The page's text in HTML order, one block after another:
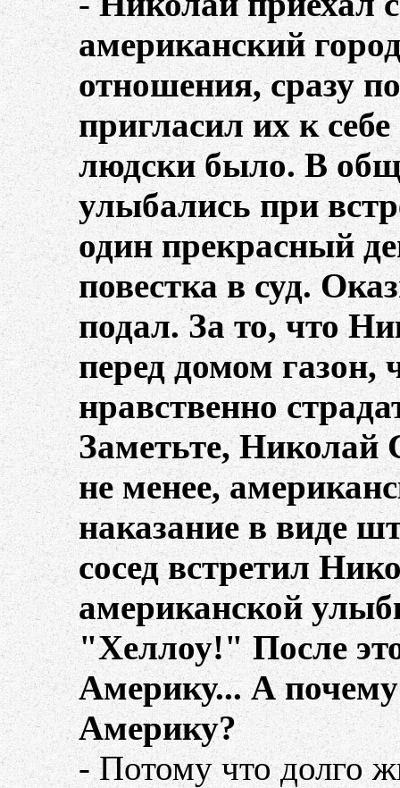
американский
отношения, сразу
пригласил их к
людски было. В
улыбались при
один прекрасный
повестка в суд.
подал. За то, что
перед домом газон,
нравственно
Заметьте, Николай
не менее,
наказание в виде
сосед встретил
американской
"Хеллоу!" После
Америку... А
Америку?
- Потому что долго